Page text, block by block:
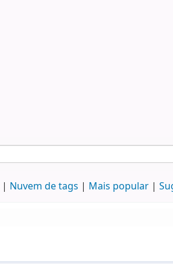
Nuvem de tags Mais popular